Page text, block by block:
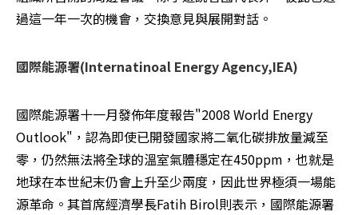
過這一年一次的機會，交換意見與展開對話。
國際能源署(Internatinoal Energy Agency,IEA)
國際能源署十一月發佈年度報告"2008 World Energy
Outlook"，認為即使已開發國家將二氧化碳排放量減至
零，仍然無法將全球的溫室氣體穩定在450ppm，也就是
地球在本世紀末仍會上升至少兩度，因此世界極須一場能
源革命。其首席經濟學長Fatih Birol則表示，國際能源署